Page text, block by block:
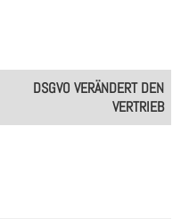
DSGVO VERÄNDERT DEN
VERTRIEB